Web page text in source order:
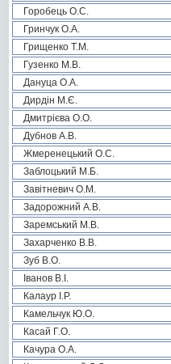
Горобець О.С.
Гринчук О.А.
Грищенко Т.М.
Гузенко М.В.
Дануца О.А.
Дирдін М.Є.
Дмитрієва О.О.
Дубнов А.В.
Жмеренецький О.С.
Заблоцький М.Б.
Завітневич О.М.
Задорожний А.В.
Заремський М.В.
Захарченко В.В.
Зуб В.О.
Іванов В.І.
Калаур І.Р.
Камельчук Ю.О.
Касай Г.О.
Качура О.А.